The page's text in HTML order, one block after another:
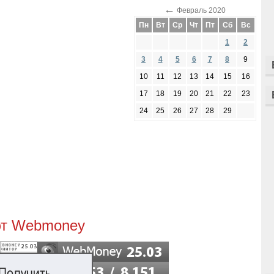
← Февраль 2020
Пн
Вт Ср Чт Пт Сб
Вс
1
2
3
4 5 6 7 8
9
10
11 12 13 14 15
16
17
18 19 20 21 22
23
24
25 26 27 28 29
Webmoney